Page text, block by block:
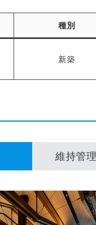
種別
新築
維持管理